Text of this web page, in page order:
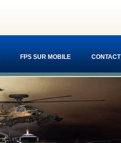
FPS SUR MOBILE CONTACT